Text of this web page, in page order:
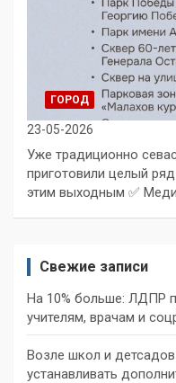
ГОРОД
23-05-2026
Уже традиционно
приготовили целый
этим выходным ✅
Свежие записи
На 10% больше: ЛДПР
учителям, врачам и
Возле школ и
устанавливать